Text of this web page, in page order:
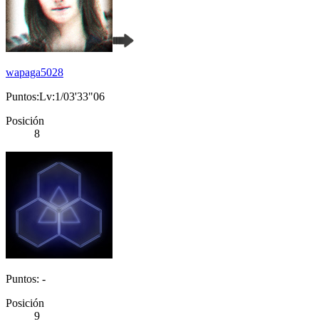
wapaga5028
Puntos:Lv:1/03'33"06
Posición
8
Puntos: -
Posición
9